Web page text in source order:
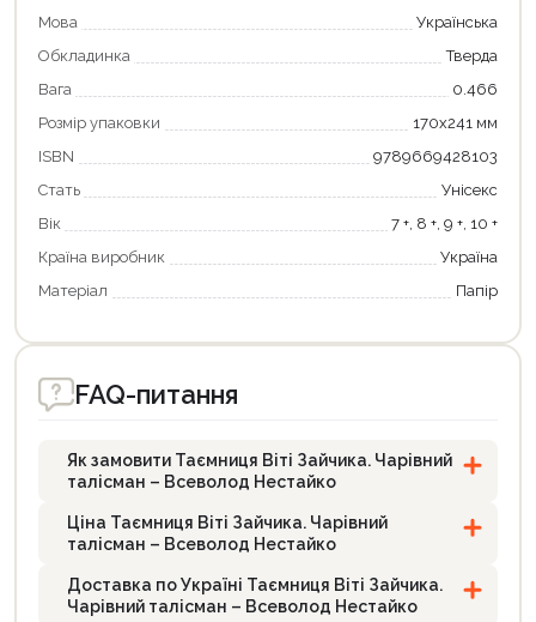
Мова
Українська
Обкладинка
Тверда
Вага
0.466
Розмір упаковки
170х241 мм
ISBN
9789669428103
Стать
Унісекс
Вік
7 +, 8 +, 9 +, 10 +
Країна виробник
Україна
Матеріал
Папір
FAQ-питання
Як замовити Таємниця Віті Зайчика. Чарівний
талісман – Всеволод Нестайко
Ціна Таємниця Віті Зайчика. Чарівний
талісман – Всеволод Нестайко
Доставка по Україні Таємниця Віті Зайчика.
Чарівний талісман – Всеволод Нестайко
Оформити замовлення